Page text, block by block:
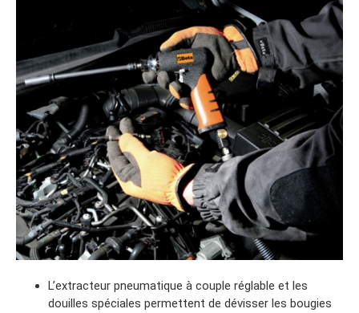
L’extracteur pneumatique à couple réglable et les
douilles spéciales permettent de dévisser les bougies